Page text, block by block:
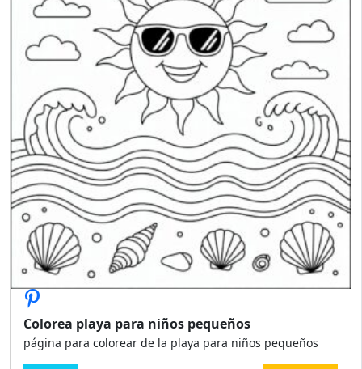
Colorea playa para niños pequeños
página para colorear de la playa para niños pequeños